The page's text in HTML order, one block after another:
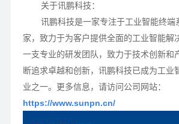
关于讯鹏科技：
讯鹏科技是一家专注于工业智能终端
家，致力于为客户提供全面的工业智能解
一支专业的研发团队，致力于技术创新和
断追求卓越和创新，讯鹏科技已成为工业
业之一。更多信息，请访问公司网站：
https://www.sunpn.cn/